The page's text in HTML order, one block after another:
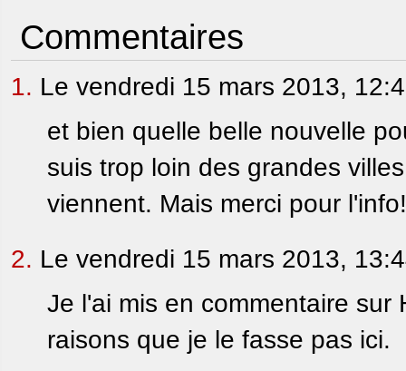
Commentaires
1. Le vendredi 15 mars 2013,
et bien quelle belle nouvelle
suis trop loin des grandes
viennent. Mais merci pour l'info!
2. Le vendredi 15 mars 2013,
Je l'ai mis en commentaire sur
raisons que je le fasse pas ici.